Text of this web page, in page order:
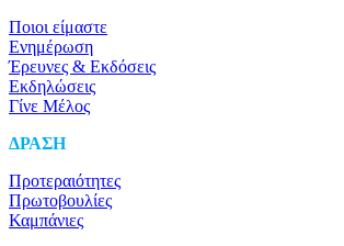
Ποιοι είμαστε
Ενημέρωση
Έρευνες & Εκδόσεις
Εκδηλώσεις
Γίνε Μέλος
ΔΡΑΣΗ
Προτεραιότητες
Πρωτοβουλίες
Καμπάνιες